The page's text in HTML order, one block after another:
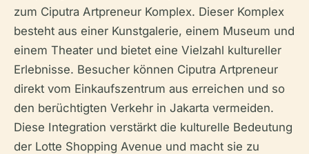
zum Ciputra Artpreneur Komplex. Dieser Komplex
besteht aus einer Kunstgalerie, einem Museum und
einem Theater und bietet eine Vielzahl kultureller
Erlebnisse. Besucher können Ciputra Artpreneur
direkt vom Einkaufszentrum aus erreichen und so
den berüchtigten Verkehr in Jakarta vermeiden.
Diese Integration verstärkt die kulturelle Bedeutung
der Lotte Shopping Avenue und macht sie zu